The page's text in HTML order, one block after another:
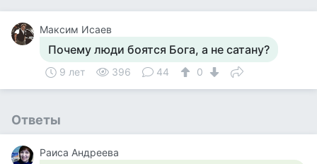
Максим Исаев
Почему люди боятся Бога, а не сатану?
9 лет 396 44 0
Ответы
Раиса Андреева